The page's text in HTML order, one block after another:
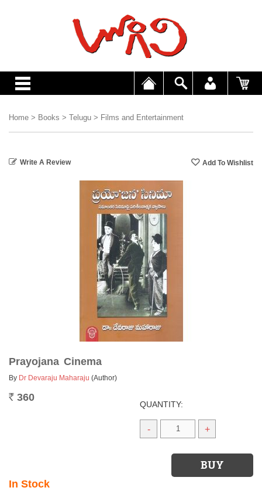
Home > Books > Telugu > Films and Entertainment
Write A Review
Prayojana Cinema
By Dr Devaraju Maharaju (Author)
Rs. 360
QUANTITY:
- +
In Stock